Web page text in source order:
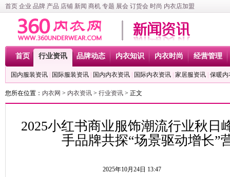
首页 企业 品牌 产品 店铺 新闻 商机 专题 展会 订货会 时尚 内衣店加盟
首页 行业资讯 品牌动态 内衣知识 内衣时尚 经营管理
国内服装资讯 国际服装资讯 国内内衣资讯 国际内衣资讯 家居服资讯 保暖内
您所在位置： 内衣网 > 内衣资讯 > 行业资讯 > 正文
2025小红书商业服饰潮流行业秋日
手品牌共探“场景驱动增长”
2025年10月24日 13:47